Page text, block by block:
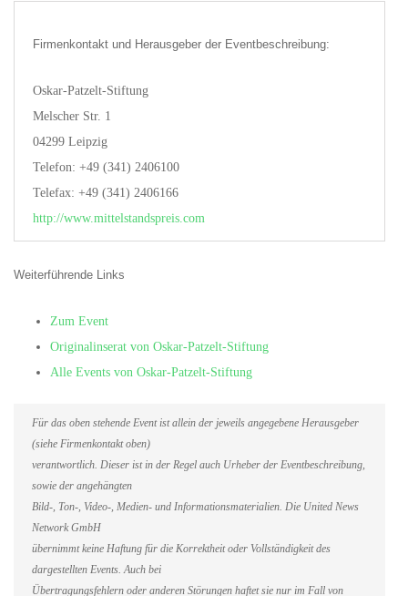
Firmenkontakt und Herausgeber der Eventbeschreibung:
Oskar-Patzelt-Stiftung
Melscher Str. 1
04299 Leipzig
Telefon: +49 (341) 2406100
Telefax: +49 (341) 2406166
http://www.mittelstandspreis.com
Weiterführende Links
Zum Event
Originalinserat von Oskar-Patzelt-Stiftung
Alle Events von Oskar-Patzelt-Stiftung
Für das oben stehende Event ist allein der jeweils angegebene Herausgeber
(siehe Firmenkontakt oben)
verantwortlich. Dieser ist in der Regel auch Urheber der Eventbeschreibung,
sowie der angehängten
Bild-, Ton-, Video-, Medien- und Informationsmaterialien. Die United News
Network GmbH
übernimmt keine Haftung für die Korrektheit oder Vollständigkeit des
dargestellten Events. Auch bei
Übertragungsfehlern oder anderen Störungen haftet sie nur im Fall von